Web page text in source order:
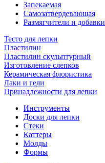
Запекаемая
Самозатвердевающая
Размягчители и добавки
Тесто для лепки
Пластилин
Пластилин скульптурный
Изготовление слепков
Керамическая флористика
Лаки и гели
Принадлежности для лепки
Инструменты
Доски для лепки
Стеки
Каттеры
Молды
Формы